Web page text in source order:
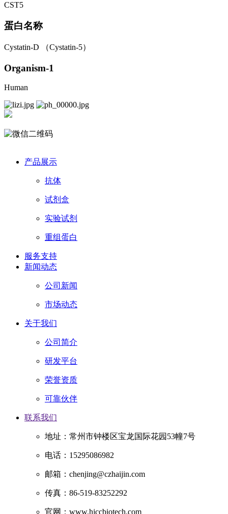
CST5
蛋白名称
Cystatin-D （Cystatin-5）
Organism-1
Human
产品展示
抗体
试剂盒
实验试剂
重组蛋白
服务支持
新闻动态
公司新闻
市场动态
关于我们
公司简介
研发平台
荣誉资质
可靠伙伴
联系我们
地址：常州市钟楼区宝龙国际花园53幢7号
电话：15295086982
邮箱：chenjing@czhaijin.com
传真：86-519-83252292
官网：www.hjccbiotech.com